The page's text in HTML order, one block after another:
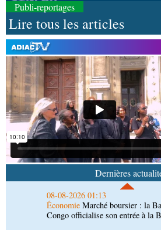
Publi-reportages
Lire tous les articles
Dernières
08-08-2026 01:25
EnvironnementForêts : des
l'utilisation d'un logiciel
émissions
08-08-2026 01:18
Afrique-Monde Congo-Mali : les
envisagent le renforcement de leur
agricole
08-08-2026 01:13
Marché boursier : la
Congo officialise son entrée à la
08-08-2026 00:55
SociétéAccélération du
République du Congo mise sur sa